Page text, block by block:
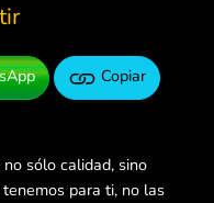
Copiar
sólo calidad, sino
para ti, no las